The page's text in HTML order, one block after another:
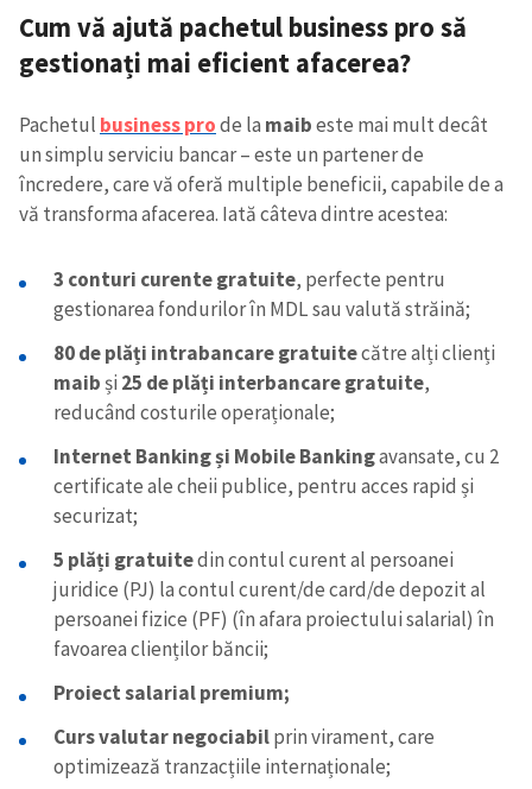
Cum vă ajută pachetul business pro să
gestionați mai eficient afacerea?
Pachetul business prode la maibeste mai mult decât
un simplu serviciu bancar – este un partener de
încredere, care vă oferă multiple beneficii, capabile de a
vă transforma afacerea. Iată câteva dintre acestea:
3 conturi curente gratuite, perfecte pentru
gestionarea fondurilor în MDL sau valută străină;
80 de plăți intrabancare gratuitecătre alți clienți
maibși25 de plăți interbancare gratuite,
reducând costurile operaționale;
Internet Banking și Mobile Bankingavansate, cu 2
certificate ale cheii publice, pentru acces rapid și
securizat;
5 plăți gratuitedin contul curent al persoanei
juridice (PJ) la contul curent/de card/de depozit al
persoanei fizice (PF) (în afara proiectului salarial) în
favoarea clienților băncii;
Proiect salarial premium;
Curs valutar negociabilprin virament, care
optimizează tranzacțiile internaționale;